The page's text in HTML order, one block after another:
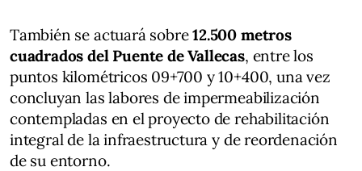
También se actuará sobre12.500 metros
cuadrados del Puente de Vallecas, entre los
puntos kilométricos 09+700 y 10+400, una vez
concluyan las labores de impermeabilización
contempladas en el proyecto de rehabilitación
integral de la infraestructura y de reordenación
de su entorno.